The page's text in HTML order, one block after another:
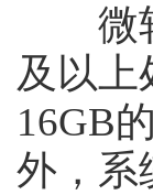
微软
及以上
16GB
外，系